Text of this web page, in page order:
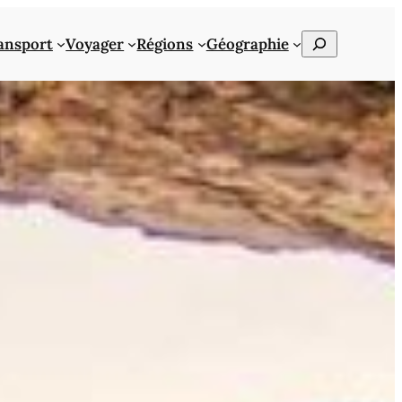
Voyager Régions Géographie Rechercher